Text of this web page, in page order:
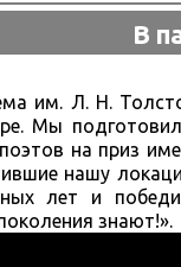
В
им. Л. Н.
Мы
на приз
нашу
лет и
знают!».